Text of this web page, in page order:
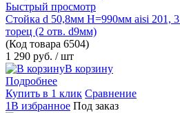
Быстрый просмотр
Стойка d 50,8мм H=990мм aisi 201,
торец (2 отв. d9мм)
(Код товара 6504)
1 290 руб. / шт
В корзину
Подробнее
Купить в 1 клик Сравнение
1В избранное Под заказ